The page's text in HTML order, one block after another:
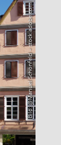
Bild: @Manuel Schönfeld – stock.adobe.com